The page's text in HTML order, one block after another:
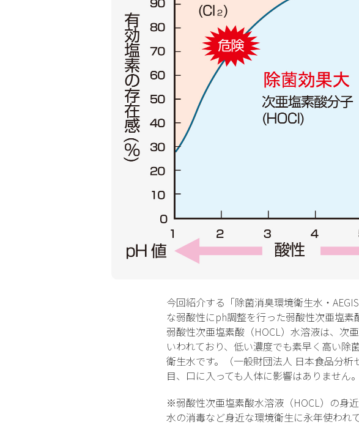
今回紹介する「除菌消臭環境衛生水・
な弱酸性にph調整を行った弱酸性次亜塩素
弱酸性次亜塩素酸（HOCL）水溶液は、次
いわれており、低い濃度でも素早く高い
衛生水です。（一般財団法人 日本食品分析
目、口に入っても人体に影響はありません。
※弱酸性次亜塩素酸水溶液（HOCL）の身
水の消毒など身近な環境衛生に永年使われ